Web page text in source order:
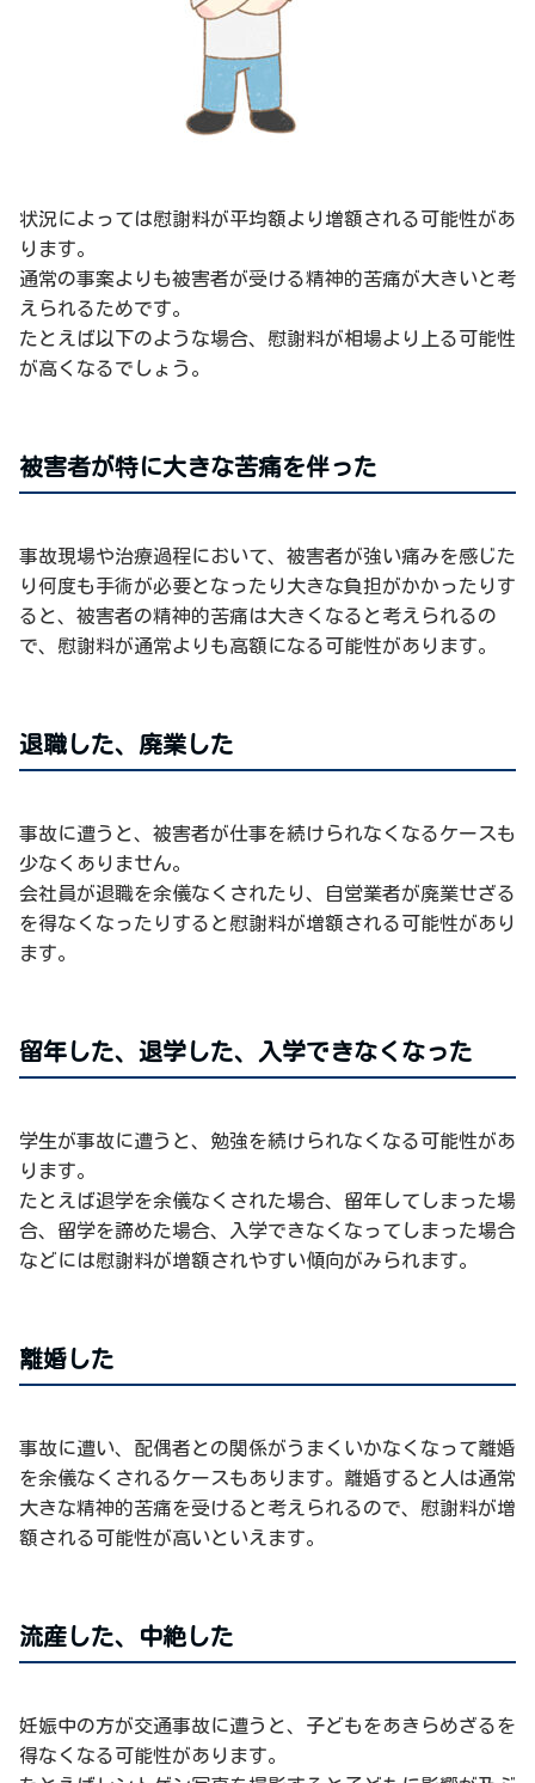
状況によっては慰謝料が平均額より増額される可能性があ
ります。
通常の事案よりも被害者が受ける精神的苦痛が大きいと考
えられるためです。
たとえば以下のような場合、慰謝料が相場より上る可能性
が高くなるでしょう。
被害者が特に大きな苦痛を伴った
事故現場や治療過程において、被害者が強い痛みを感じた
り何度も手術が必要となったり大きな負担がかかったりす
ると、被害者の精神的苦痛は大きくなると考えられるの
で、慰謝料が通常よりも高額になる可能性があります。
退職した、廃業した
事故に遭うと、被害者が仕事を続けられなくなるケースも
少なくありません。
会社員が退職を余儀なくされたり、自営業者が廃業せざる
を得なくなったりすると慰謝料が増額される可能性があり
ます。
留年した、退学した、入学できなくなった
学生が事故に遭うと、勉強を続けられなくなる可能性があ
ります。
たとえば退学を余儀なくされた場合、留年してしまった場
合、留学を諦めた場合、入学できなくなってしまった場合
などには慰謝料が増額されやすい傾向がみられます。
離婚した
事故に遭い、配偶者との関係がうまくいかなくなって離婚
を余儀なくされるケースもあります。離婚すると人は通常
大きな精神的苦痛を受けると考えられるので、慰謝料が増
額される可能性が高いといえます。
流産した、中絶した
妊娠中の方が交通事故に遭うと、子どもをあきらめざるを
得なくなる可能性があります。